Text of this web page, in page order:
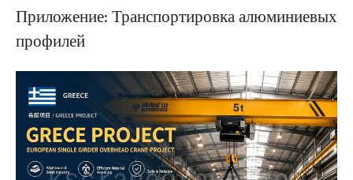
Проекты
Блоги
Новости
Заявления
О нас
Свяжитесь с Нами
Приложение:Транспортировка алюминиевых
профилей